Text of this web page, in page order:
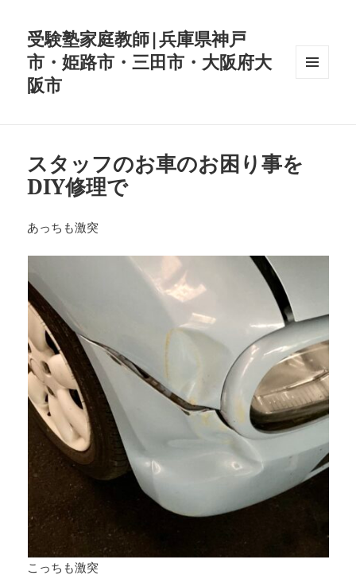
受験塾家庭教師|兵庫県神戸
市・姫路市・三田市・大阪府大
阪市
スタッフのお車のお困り事を
DIY修理で
あっちも激突
こっちも激突